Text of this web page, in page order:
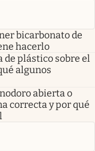
bicarbonato de
hacerlo
de plástico sobre el
algunos
abierta o
correcta y por qué